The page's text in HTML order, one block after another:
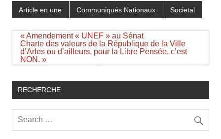
Article en une Communiqués Nationaux Societal
Navigation
de
l’article
« Amendement « UNEF » au Sénat
Charte des valeurs de la République de la Ville
d’Arles ou d’ailleurs, pour la Libre Pensée, c’est
NON. »
RECHERCHE